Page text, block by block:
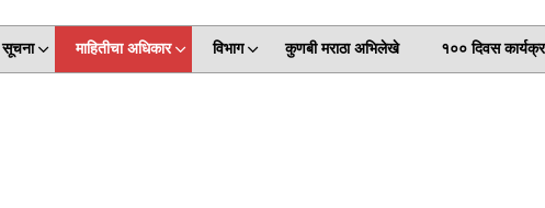
सूचना माहितीचा अधिकार विभाग कुणबी मराठा अभिलेखे १०० दिवस